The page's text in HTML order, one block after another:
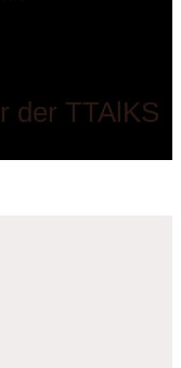
der TTAlKS